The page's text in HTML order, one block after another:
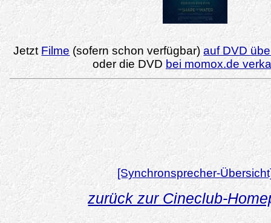
Jetzt Filme (sofern schon verfügbar)auf DVD
oder die DVD bei momox.de
[Synchronsprecher-
zurück zur Cineclub-